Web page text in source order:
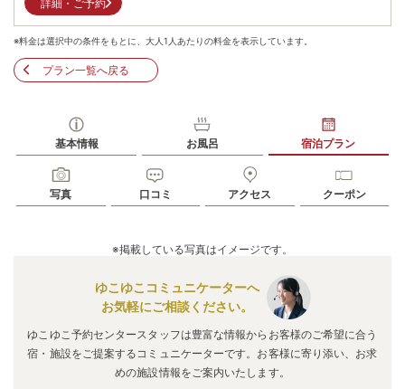
詳細・ご予約
※料金は選択中の条件をもとに、大人1人あたりの料金を表示しています。
プラン一覧へ戻る
基本情報 お風呂 宿泊プラン
写真 口コミ アクセス クーポン
※掲載している写真はイメージです。
ゆこゆこコミュニケーターへ
お気軽にご相談ください。
ゆこゆこ予約センタースタッフは豊富な情報からお客様のご希望に合う
宿・施設をご提案するコミュニケーターです。お客様に寄り添い、お求
めの施設情報をご案内いたします。